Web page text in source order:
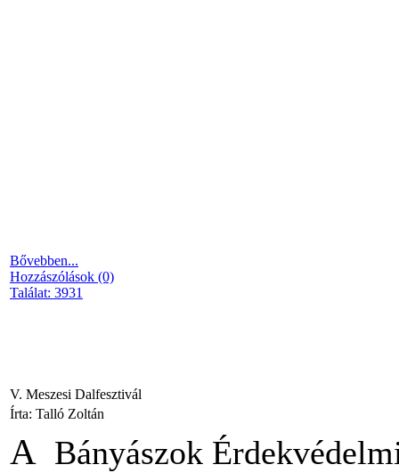
Bővebben...
Hozzászólások (0)
Találat: 3931
V. Meszesi Dalfesztivál
Írta: Talló Zoltán
A Bányászok